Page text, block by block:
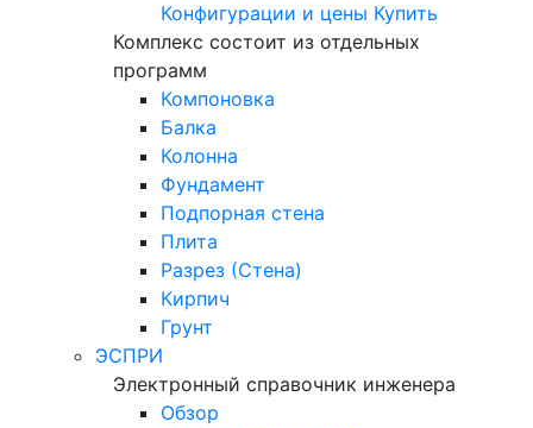
Конфигурации и цены Купить
Комплекс состоит из отдельных
программ
Компоновка
Балка
Колонна
Фундамент
Подпорная стена
Плита
Разрез (Стена)
Кирпич
Грунт
ЭСПРИ
Электронный справочник инженера
Обзор